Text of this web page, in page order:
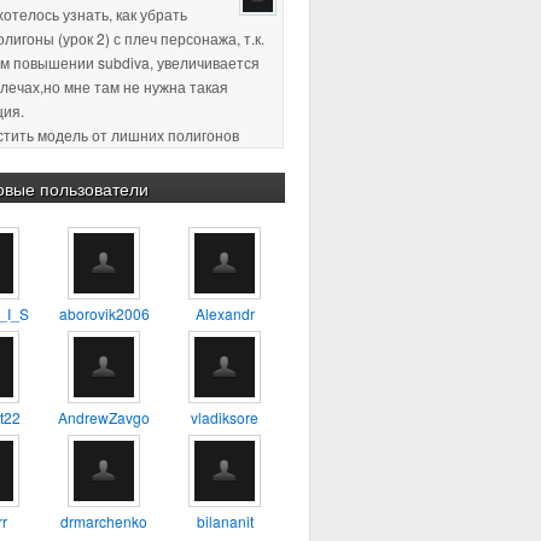
узнать, как убрать
(урок 2) с плеч персонажа, т.к.
повышении subdiva, увеличивается
мне там не нужна такая
модель от лишних полигонов
за ответ )
18:11
:confused: :blink: %) :yes:
23:38
Хороший урок, для
будет самое то, один из первых
которому сам учился
17:56
А можно ли таким
делать 3D модель например
пользователи
aborovik2006 Alexandr
AndrewZavgo vladiksore
drmarchenko bilananit